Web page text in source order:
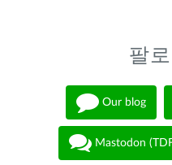
팔로
Our blog
Mastodon